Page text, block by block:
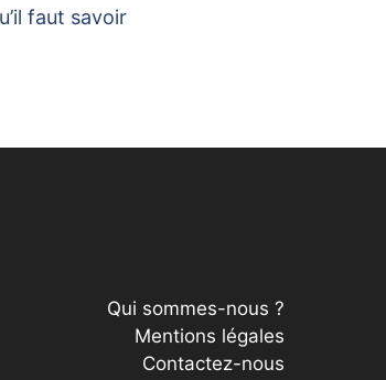
faut savoir
Qui sommes-nous ?
Mentions légales
Contactez-nous